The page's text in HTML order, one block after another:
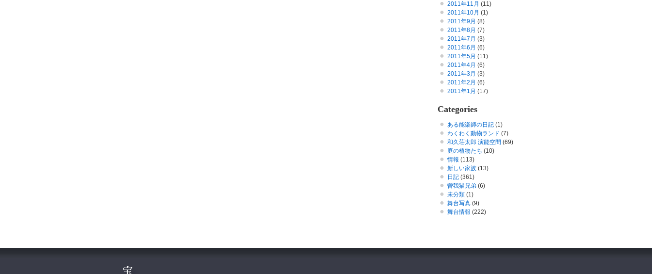
2011年11月 (11)
2011年10月 (1)
2011年9月 (8)
2011年8月 (7)
2011年7月 (3)
2011年6月 (6)
2011年5月 (11)
2011年4月 (6)
2011年3月 (3)
2011年2月 (6)
2011年1月 (17)
Categories
ある能楽師の日記 (1)
わくわく動物ランド (7)
和久荘太郎 演能空間 (69)
庭の植物たち (10)
情報 (113)
新しい家族 (13)
日記 (361)
曽我猫兄弟 (6)
未分類 (1)
舞台写真 (9)
舞台情報 (222)